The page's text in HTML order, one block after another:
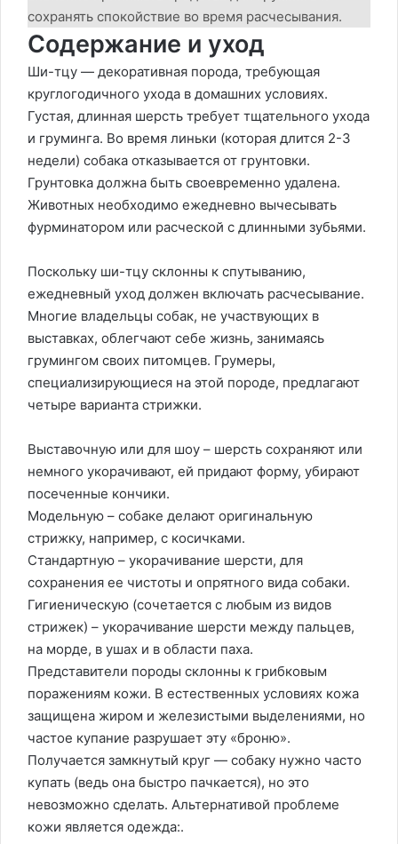
сохранять спокойствие во время расчесывания.
Содержание и уход
Ши-тцу — декоративная порода, требующая
круглогодичного ухода в домашних условиях.
Густая, длинная шерсть требует тщательного ухода
и груминга. Во время линьки (которая длится 2-3
недели) собака отказывается от грунтовки.
Грунтовка должна быть своевременно удалена.
Животных необходимо ежедневно вычесывать
фурминатором или расческой с длинными зубьями.
Поскольку ши-тцу склонны к спутыванию,
ежедневный уход должен включать расчесывание.
Многие владельцы собак, не участвующих в
выставках, облегчают себе жизнь, занимаясь
грумингом своих питомцев. Грумеры,
специализирующиеся на этой породе, предлагают
четыре варианта стрижки.
Выставочную или для шоу – шерсть сохраняют или
немного укорачивают, ей придают форму, убирают
посеченные кончики.
Модельную – собаке делают оригинальную
стрижку, например, с косичками.
Стандартную – укорачивание шерсти, для
сохранения ее чистоты и опрятного вида собаки.
Гигиеническую (сочетается с любым из видов
стрижек) – укорачивание шерсти между пальцев,
на морде, в ушах и в области паха.
Представители породы склонны к грибковым
поражениям кожи. В естественных условиях кожа
защищена жиром и железистыми выделениями, но
частое купание разрушает эту «броню».
Получается замкнутый круг — собаку нужно часто
купать (ведь она быстро пачкается), но это
невозможно сделать. Альтернативой проблеме
кожи является одежда:.